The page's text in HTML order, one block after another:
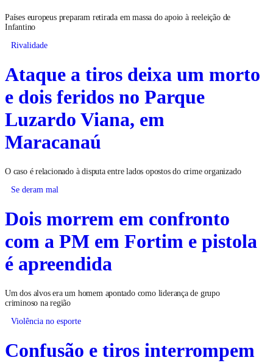
Países europeus preparam retirada em massa do apoio à reeleição de
Infantino
Rivalidade
Ataque a tiros deixa um morto
e dois feridos no Parque
Luzardo Viana, em
Maracanaú
O caso é relacionado à disputa entre lados opostos do crime organizado
Se deram mal
Dois morrem em confronto
com a PM em Fortim e pistola
é apreendida
Um dos alvos era um homem apontado como liderança de grupo
criminoso na região
Violência no esporte
Confusão e tiros interrompem